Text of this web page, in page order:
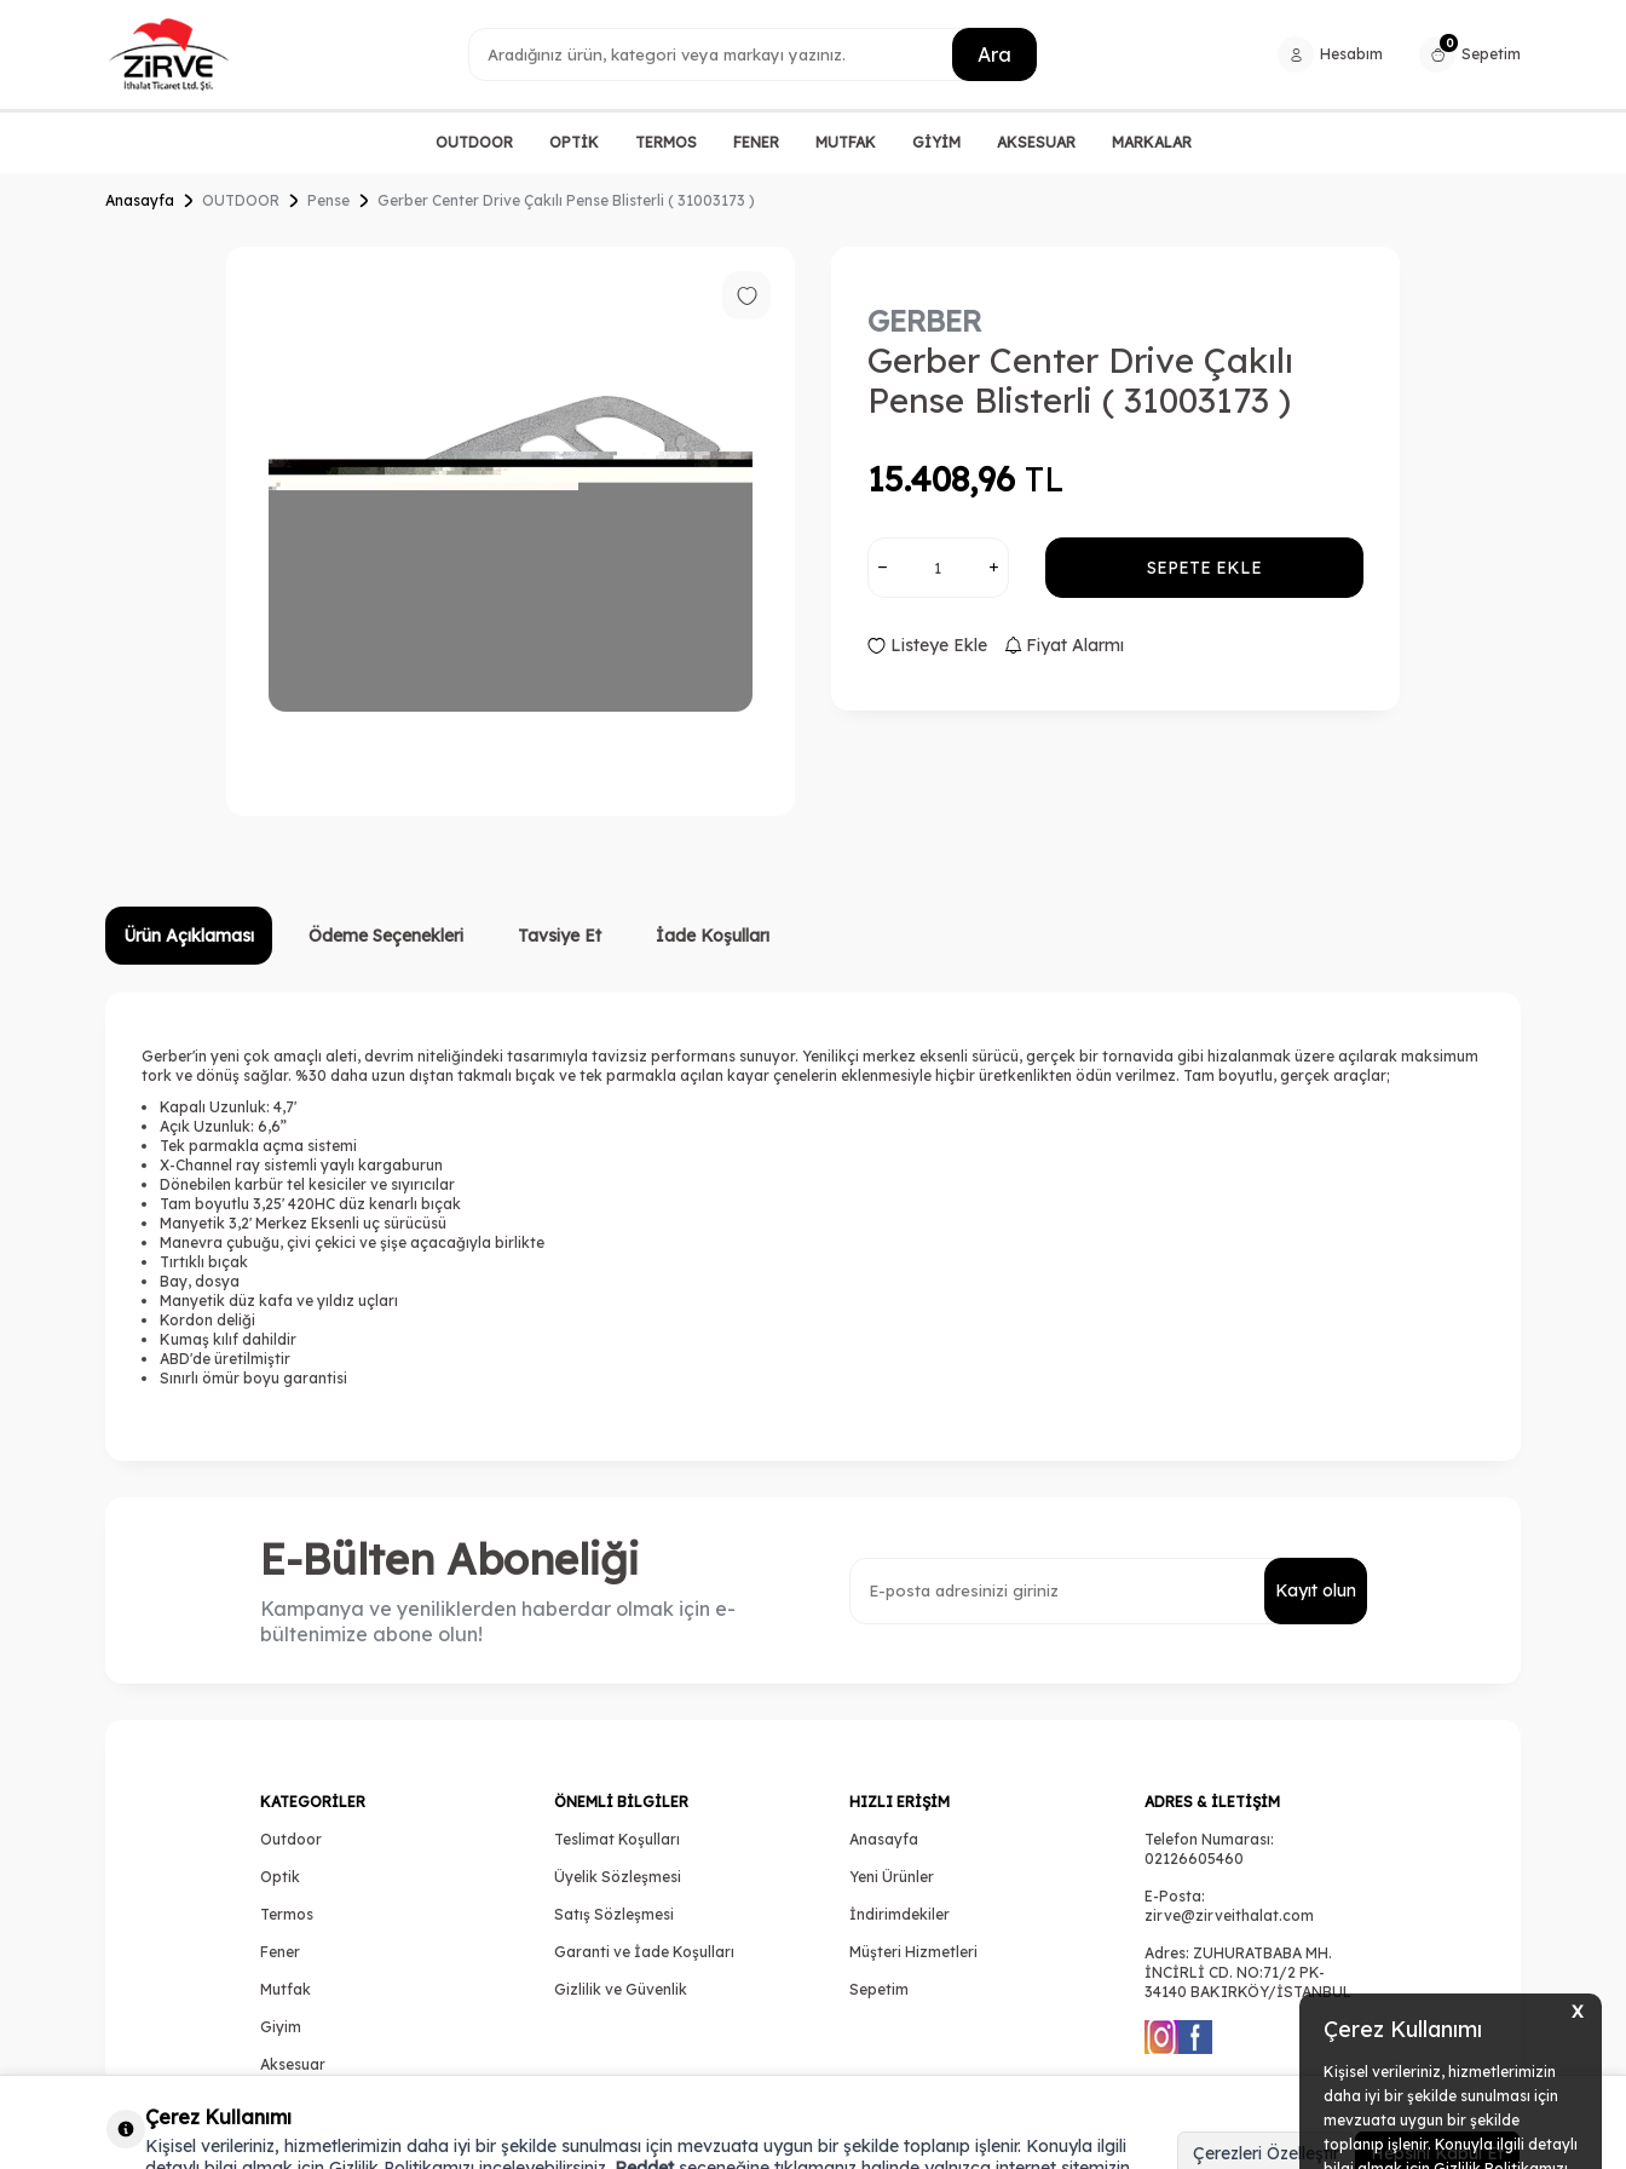
X
Çerez Kullanımı
Kişisel verileriniz, hizmetlerimizin
daha iyi bir şekilde sunulması için
mevzuata uygun bir şekilde
toplanıp işlenir. Konuyla ilgili detaylı
Ara Hesabım
0
Sepetim
OUTDOOR OPTİK TERMOS FENER MUTFAK GİYİM AKSESUAR MARKALAR
Anasayfa OUTDOOR Pense Gerber Center Drive Çakılı Pense Blisterli ( 31003173 )
GERBER
Gerber Center Drive Çakılı
Pense Blisterli ( 31003173 )
15.408,96 TL
SEPETE EKLE
Listeye Ekle Fiyat Alarmı
Ürün Açıklaması Ödeme Seçenekleri Tavsiye Et İade Koşulları
Gerber'in yeni çok amaçlı aleti, devrim niteliğindeki tasarımıyla tavizsiz performans sunuyor. Yenilikçi merkez eksenli sürücü, gerçek bir tornavida gibi hizalanmak üzere açılarak maksimum
tork ve dönüş sağlar. %30 daha uzun dıştan takmalı bıçak ve tek parmakla açılan kayar çenelerin eklenmesiyle hiçbir üretkenlikten ödün verilmez. Tam boyutlu, gerçek araçlar;
Kapalı Uzunluk: 4,7'
Açık Uzunluk: 6,6”
Tek parmakla açma sistemi
X-Channel ray sistemli yaylı kargaburun
Dönebilen karbür tel kesiciler ve sıyırıcılar
Tam boyutlu 3,25' 420HC düz kenarlı bıçak
Manyetik 3,2' Merkez Eksenli uç sürücüsü
Manevra çubuğu, çivi çekici ve şişe açacağıyla birlikte
Tırtıklı bıçak
Bay, dosya
Manyetik düz kafa ve yıldız uçları
Kordon deliği
Kumaş kılıf dahildir
ABD'de üretilmiştir
Sınırlı ömür boyu garantisi
E-Bülten Aboneliği
Kampanya ve yeniliklerden haberdar olmak için e-
bültenimize abone olun!
Kayıt olun
KATEGORILER
Outdoor
Optik
Termos
Fener
Mutfak
Giyim
Aksesuar
ÖNEMLI BILGILER
Teslimat Koşulları
Üyelik Sözleşmesi
Satış Sözleşmesi
Garanti ve İade Koşulları
Gizlilik ve Güvenlik
HIZLI ERIŞIM
Anasayfa
Yeni Ürünler
İndirimdekiler
Müşteri Hizmetleri
Sepetim
ADRES & İLETIŞIM
Telefon Numarası:
02126605460
E-Posta:
zirve@zirveithalat.com
Adres: ZUHURATBABA MH.
İNCİRLİ CD. NO:71/2 PK-
34140 BAKIRKÖY/İSTANBUL
Çerez Kullanımı
Kişisel verileriniz, hizmetlerimizin daha iyi bir şekilde sunulması için mevzuata uygun bir şekilde toplanıp işlenir. Konuyla ilgili
Çerezleri Özelleştir Hepsini Kabul Et